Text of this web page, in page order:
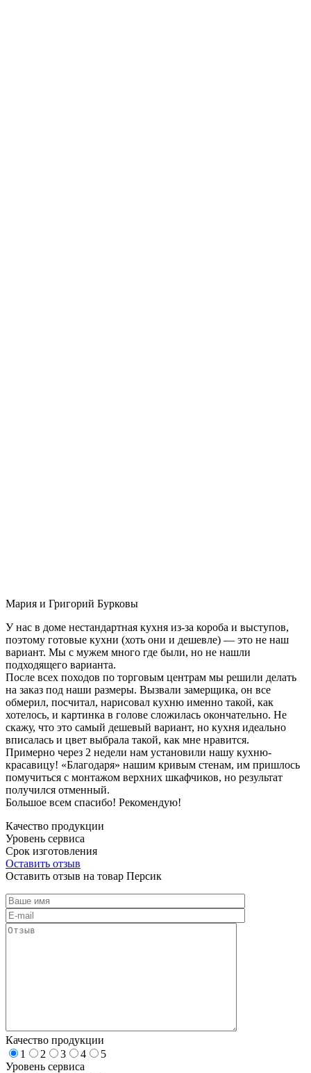
Мария и Григорий Бурковы
У нас в доме нестандартная кухня из-за короба и выступов,
поэтому готовые кухни (хоть они и дешевле) — это не наш
вариант. Мы с мужем много где были, но не нашли
подходящего варианта.
После всех походов по торговым центрам мы решили делать
на заказ под наши размеры. Вызвали замерщика, он все
обмерил, посчитал, нарисовал кухню именно такой, как
хотелось, и картинка в голове сложилась окончательно. Не
скажу, что это самый дешевый вариант, но кухня идеально
вписалась и цвет выбрала такой, как мне нравится.
Примерно через 2 недели нам установили нашу кухню-
красавицу! «Благодаря» нашим кривым стенам, им пришлось
помучиться с монтажом верхних шкафчиков, но результат
получился отменный.
Большое всем спасибо! Рекомендую!
Качество продукции
Уровень сервиса
Срок изготовления
Оставить отзыв
Оставить отзыв на товар Персик
Качество продукции
1
2 3 4
5
Уровень сервиса